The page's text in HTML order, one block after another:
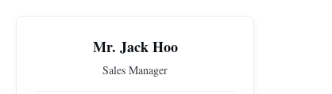
Mr. Jack Hoo
Sales Manager